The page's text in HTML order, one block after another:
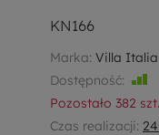
KN166
Marka: Villa Italia
Dostępność:
Pozostało 382 szt.
Czas realizacji: